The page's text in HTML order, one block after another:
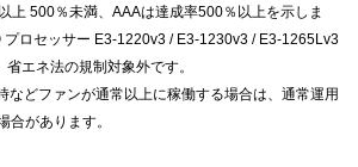
上 500％未満、AAAは達成率500％以上を示しま
ロセッサー E3-1220v3 / E3-1230v3 / E3-1265Lv3
エネ法の規制対象外です。
などファンが通常以上に稼働する場合は、通常運用
合があります。